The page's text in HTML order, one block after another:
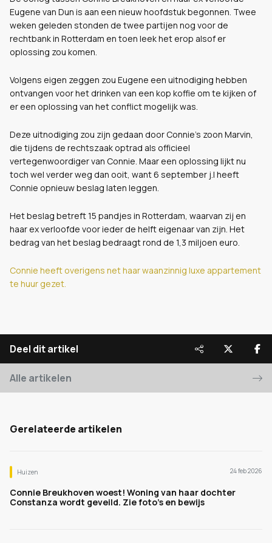
Eugene van Dun is aan een nieuw hoofdstuk begonnen. Twee
weken geleden stonden de twee partijen nog voor de
rechtbank in Rotterdam en toen leek het erop alsof er
oplossing zou komen.
Volgens eigen zeggen zou Eugene een uitnodiging hebben
ontvangen voor het drinken van een kop koffie om te kijken of
er een oplossing van het conflict mogelijk was.
Deze uitnodiging zou zijn gedaan door Connie's zoon Marvin,
die tijdens de rechtszaak optrad als officieel
vertegenwoordiger van Connie. Maar een oplossing lijkt nu
toch wel verder weg dan ooit, want 6 september j.l heeft
Connie opnieuw beslag laten leggen.
Het beslag betreft 15 pandjes in Rotterdam, waarvan zij en
haar ex verloofde voor ieder de helft eigenaar van zijn. Het
bedrag van het beslag bedraagt rond de 1,3 miljoen euro.
Connie heeft overigens net haar waanzinnig luxe appartement
te huur gezet.
Deel dit artikel
Alle artikelen
Gerelateerde artikelen
Huizen 24 feb 2026
Connie Breukhoven woest! Woning van haar dochter
Constanza wordt geveild. Zie foto's en bewijs